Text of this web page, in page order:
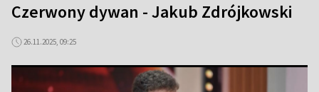
Czerwony dywan - Jakub Zdrójkowski
26.11.2025, 09:25